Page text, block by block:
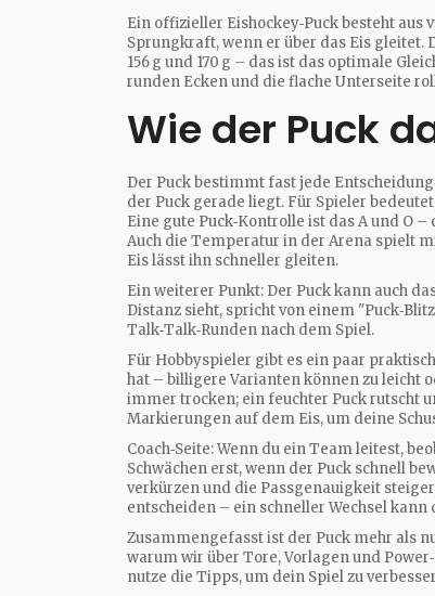
Ein offizieller Eishockey‑Puck besteht
Sprungkraft, wenn er über das Eis gleitet.
156 g und 170 g – das ist das optimale
runden Ecken und die flache Unterseite
Wie der Puck
Der Puck bestimmt fast jede
der Puck gerade liegt. Für Spieler
Eine gute Puck‑Kontrolle ist das A und O
Auch die Temperatur in der Arena spielt
Eis lässt ihn schneller gleiten.
Ein weiterer Punkt: Der Puck kann auch
Distanz sieht, spricht von einem
Talk‑Talk‑Runden nach dem Spiel.
Für Hobbyspieler gibt es ein paar
hat – billigere Varianten können zu leicht
immer trocken; ein feuchter Puck rutscht
Markierungen auf dem Eis, um deine
Coach‑Seite: Wenn du ein Team leitest,
Schwächen erst, wenn der Puck schnell
verkürzen und die Passgenauigkeit
entscheiden – ein schneller Wechsel kann
Zusammengefasst ist der Puck mehr als
warum wir über Tore, Vorlagen und
nutze die Tipps, um dein Spiel zu